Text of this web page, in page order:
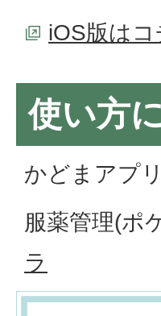
iOS版はコ
使い方
かどまアプ
服薬管理(ポ
ラ